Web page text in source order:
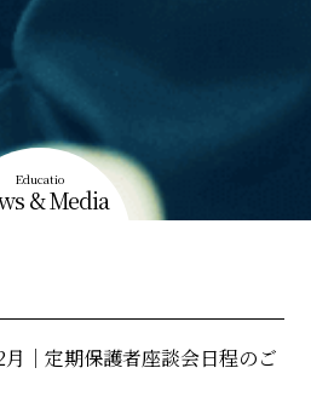
Educatio
& Media
月｜定期保護者座談会日程のご